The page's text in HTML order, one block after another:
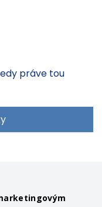
práve tou